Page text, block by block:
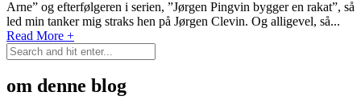
Arne” og efterfølgeren i serien, ”Jørgen Pingvin bygger en rakat”, så
led min tanker mig straks hen på Jørgen Clevin. Og alligevel, så...
Read More +
om denne blog